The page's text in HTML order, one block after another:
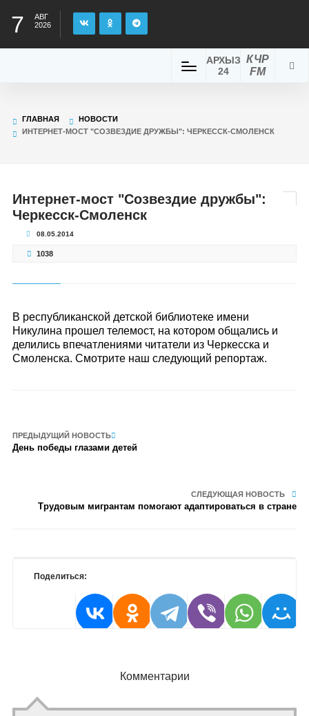
7
АВГ
2026
КЧР
FM
АРХЫЗ
24
ГЛАВНАЯ
НОВОСТИ
ИНТЕРНЕТ-МОСТ "СОЗВЕЗДИЕ ДРУЖБЫ": ЧЕРКЕССК-СМОЛЕНСК
Интернет-мост "Созвездие дружбы":
Черкесск-Смоленск
08.05.2014
1038
В республиканской детской библиотеке имени
Никулина прошел телемост, на котором общались и
делились впечатлениями читатели из Черкесска и
Смоленска. Смотрите наш следующий репортаж.
ПРЕДЫДУЩИЙ НОВОСТЬ
День победы глазами детей
СЛЕДУЮЩАЯ НОВОСТЬ
Трудовым мигрантам помогают адаптироваться в стране
Поделиться:
Комментарии